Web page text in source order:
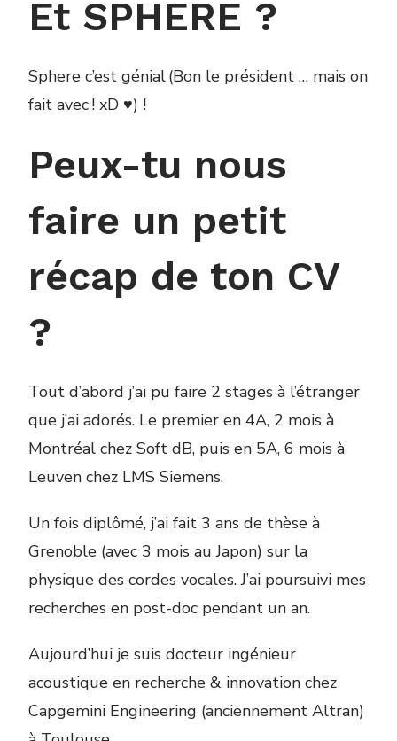
Et SPHERE ?
Sphere c’est génial (Bon le président … mais on
fait avec ! xD ♥) !
Peux-tu nous
faire un petit
récap de ton CV
?
Tout d’abord j’ai pu faire 2 stages à l’étranger
que j’ai adorés. Le premier en 4A, 2 mois à
Montréal chez Soft dB, puis en 5A, 6 mois à
Leuven chez LMS Siemens.
Un fois diplômé, j’ai fait 3 ans de thèse à
Grenoble (avec 3 mois au Japon) sur la
physique des cordes vocales. J’ai poursuivi mes
recherches en post-doc pendant un an.
Aujourd’hui je suis docteur ingénieur
acoustique en recherche & innovation chez
Capgemini Engineering (anciennement Altran)